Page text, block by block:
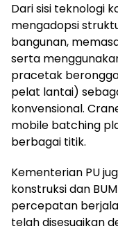
Dari sisi teknologi
mengadopsi
bangunan,
serta
pracetak
pelat lantai)
konvensional.
mobile batching
berbagai titik.
Kementerian PU
konstruksi dan
percepatan
telah disesuaikan